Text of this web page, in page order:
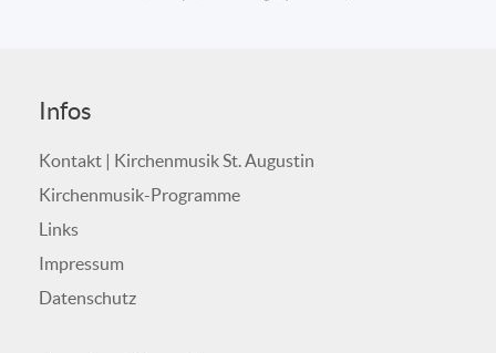
Infos
Kontakt | Kirchenmusik St. Augustin
Kirchenmusik-Programme
Links
Impressum
Datenschutz